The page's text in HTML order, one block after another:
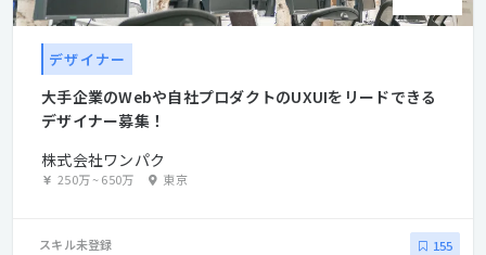
デザイナー
大手企業のWebや自社プロダクトのUXUIをリードできる
デザイナー募集！
株式会社ワンパク
250万~650万 東京
スキル未登録 155